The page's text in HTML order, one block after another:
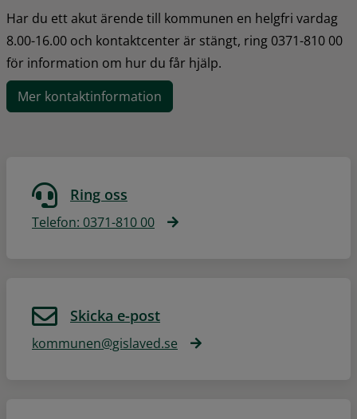
Har du ett akut ärende till kommunen en helgfri vardag
8.00-16.00 och kontaktcenter är stängt, ring 0371-810 00
för information om hur du får hjälp.
Mer kontaktinformation
Ring oss
Telefon: 0371-810 00
Skicka e-post
kommunen@gislaved.se